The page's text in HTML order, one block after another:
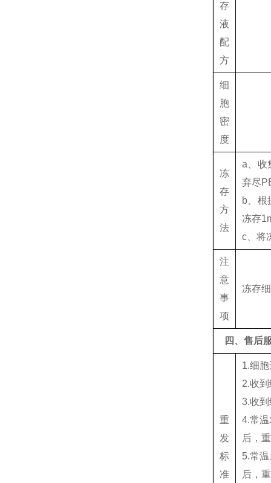
存
液
配
方
细
胞
密
度
冻
存
方
法
a、收
弃尽
b、根
冻存
c、将
注
意
事
项
冻存
四、售后
重
发
标
准
1.细
2.收
3.收
4.常
后，
5.常
后，